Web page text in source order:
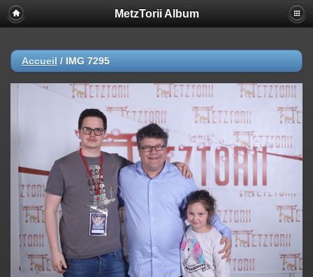
MetzTorii Album
Accueil / IMG 7295